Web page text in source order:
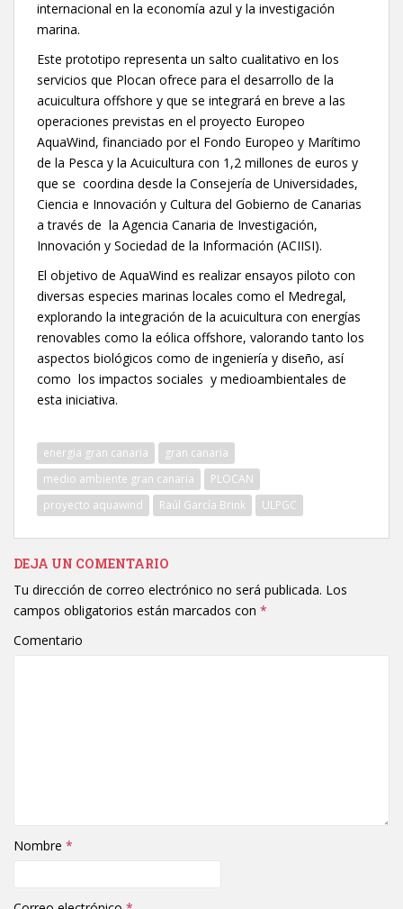
internacional en la economía azul y la investigación
marina.
Este prototipo representa un salto cualitativo en los
servicios que Plocan ofrece para el desarrollo de la
acuicultura offshore y que se integrará en breve a las
operaciones previstas en el proyecto Europeo
AquaWind, financiado por el Fondo Europeo y Marítimo
de la Pesca y la Acuicultura con 1,2 millones de euros y
que se coordina desde la Consejería de Universidades,
Ciencia e Innovación y Cultura del Gobierno de Canarias
a través de la Agencia Canaria de Investigación,
Innovación y Sociedad de la Información (ACIISI).
El objetivo de AquaWind es realizar ensayos piloto con
diversas especies marinas locales como el Medregal,
explorando la integración de la acuicultura con energías
renovables como la eólica offshore, valorando tanto los
aspectos biológicos como de ingeniería y diseño, así
como los impactos sociales y medioambientales de
esta iniciativa.
energia gran canaria
gran canaria
medio ambiente gran canaria
PLOCAN
proyecto aquawind
Raúl García Brink ULPGC
DEJA UN COMENTARIO
Tu dirección de correo electrónico no será publicada. Los
campos obligatorios están marcados con *
Comentario
Nombre *